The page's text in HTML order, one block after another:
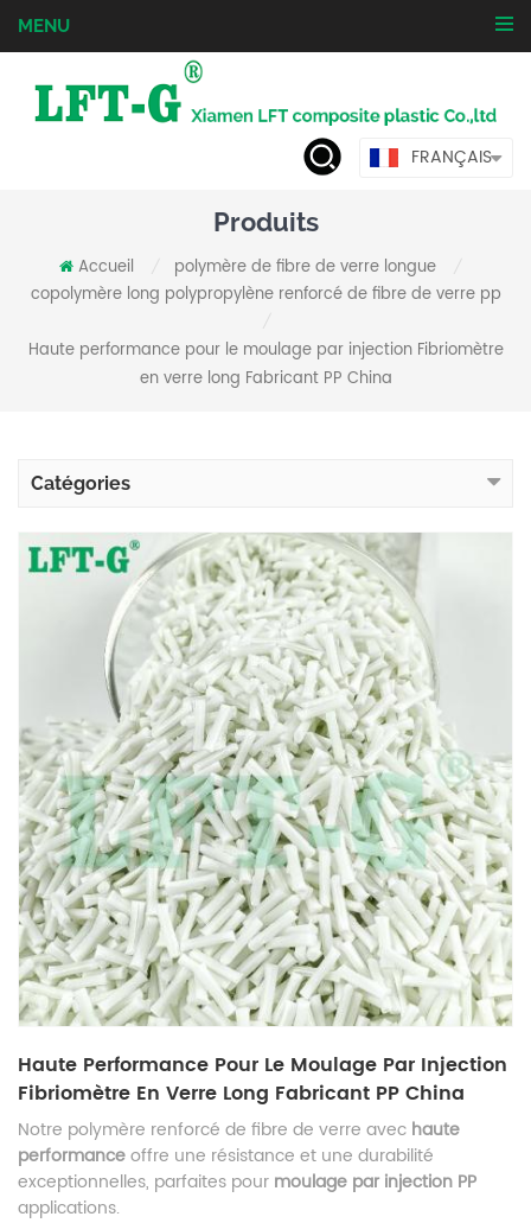
MENU
FRANÇAIS
Produits
Accueil polymère de fibre de verre longue
copolymère long polypropylène renforcé de fibre de verre pp
Haute performance pour le moulage par injection Fibriomètre
en verre long Fabricant PP China
Catégories
Haute Performance Pour Le Moulage Par Injection
Fibriomètre En Verre Long Fabricant PP China
Notre polymère renforcé de fibre de verre avec haute
performanceoffre une résistance et une durabilité
exceptionnelles, parfaites pour moulage par injection PP
applications.